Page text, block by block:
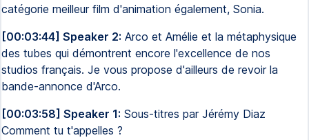
catégorie meilleur film d'animation également, Sonia.
[00:03:44] Speaker 2: Arco et Amélie et la métaphysique
des tubes qui démontrent encore l'excellence de nos
studios français. Je vous propose d'ailleurs de revoir la
bande-annonce d'Arco.
[00:03:58] Speaker 1: Sous-titres par Jérémy Diaz
Comment tu t'appelles ?